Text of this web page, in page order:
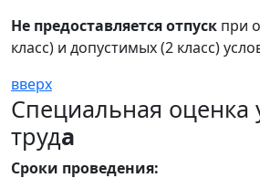
Не предоставляется отпуск при
класс) и допустимых (2 класс)
вверх
Специальная оценка
труда
Сроки проведения: